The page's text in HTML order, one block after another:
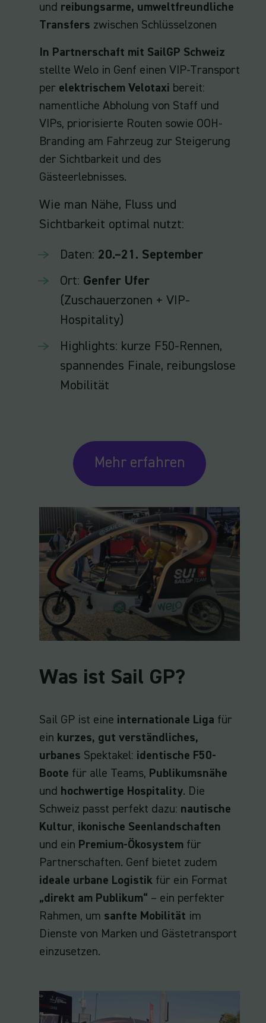
und reibungsarme, umweltfreundliche
Transfers zwischen Schlüsselzonen
In Partnerschaft mit SailGP Schweiz
stellte Welo in Genf einen VIP-Transport
per elektrischem Velotaxi bereit:
namentliche Abholung von Staff und
VIPs, priorisierte Routen sowie OOH-
Branding am Fahrzeug zur Steigerung
der Sichtbarkeit und des
Gästeerlebnisses.
Wie man Nähe, Fluss und
Sichtbarkeit optimal nutzt:
Daten: 20.–21. September
Ort: Genfer Ufer
(Zuschauerzonen + VIP-
Hospitality)
Highlights: kurze F50-Rennen,
spannendes Finale, reibungslose
Mobilität
Mehr erfahren
Was ist Sail GP?
Sail GP ist eine internationale Liga für
ein kurzes, gut verständliches,
urbanes Spektakel: identische F50-
Boote für alle Teams, Publikumsnähe
und hochwertige Hospitality. Die
Schweiz passt perfekt dazu: nautische
Kultur, ikonische Seenlandschaften
und ein Premium-Ökosystem für
Partnerschaften. Genf bietet zudem
ideale urbane Logistik für ein Format
„direkt am Publikum“ – ein perfekter
Rahmen, um sanfte Mobilität im
Dienste von Marken und Gästetransport
einzusetzen.